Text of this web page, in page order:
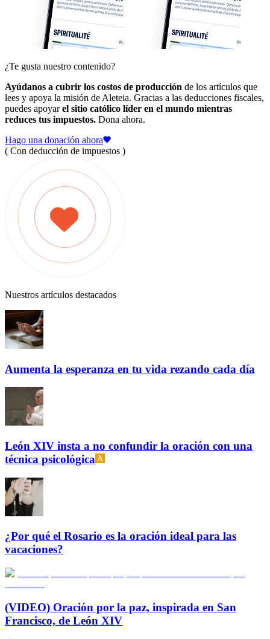
¿Te gusta nuestro contenido?
Ayúdanos a cubrir los costos de producción de los artículos que
lees y apoya la misión de Aleteia. Gracias a las deducciones fiscales,
puedes apoyarel sitio católico líder en el mundo mientras
reduces tus impuestos. Dona ahora.
Hago una donación ahora
( Con deducción de impuestos )
Nuestros artículos destacados
Aumenta la esperanza en tu vida rezando cada día
León XIV insta a no confundir la oración con una
técnica psicológica
¿Por qué el Rosario es la oración ideal para las
vacaciones?
(VIDEO) Oración por la paz, inspirada en San
Francisco, de León XIV